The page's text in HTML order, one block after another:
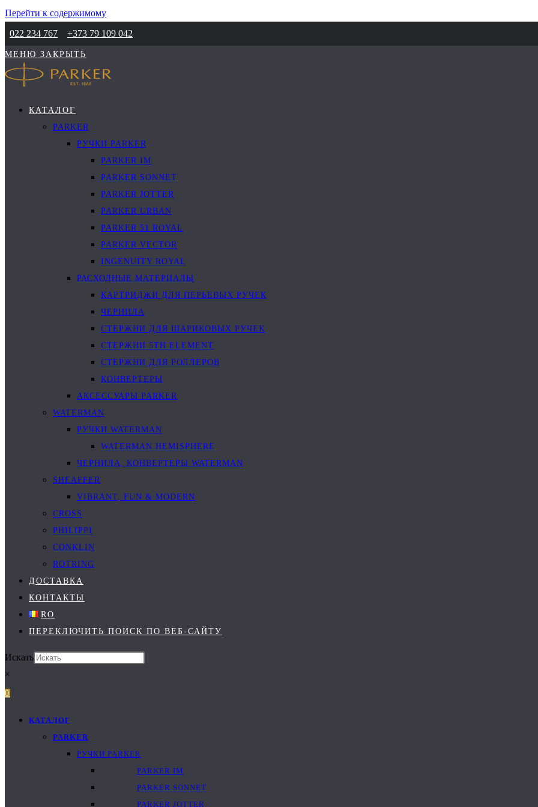
Перейти к содержимому
022 234 767
+373 79 109 042
МЕНЮ ЗАКРЫТЬ
КАТАЛОГ
PARKER
РУЧКИ PARKER
PARKER IM
PARKER SONNET
PARKER JOTTER
PARKER URBAN
PARKER 51 ROYAL
PARKER VECTOR
INGENUITY ROYAL
РАСХОДНЫЕ МАТЕРИАЛЫ
КАРТРИДЖИ ДЛЯ ПЕРЬЕВЫХ РУЧЕК
ЧЕРНИЛА
СТЕРЖНИ ДЛЯ ШАРИКОВЫХ РУЧЕК
СТЕРЖНИ 5TH ELEMENT
СТЕРЖНИ ДЛЯ РОЛЛЕРОВ
КОНВЕРТЕРЫ
АКСЕССУАРЫ PARKER
WATERMAN
РУЧКИ WATERMAN
WATERMAN HEMISPHERE
ЧЕРНИЛА, КОНВЕРТЕРЫ WATERMAN
SHEAFFER
VIBRANT, FUN & MODERN
CROSS
PHILIPPI
CONKLIN
ROTRING
ДОСТАВКА
КОНТАКТЫ
RO
ПЕРЕКЛЮЧИТЬ ПОИСК ПО ВЕБ-САЙТУ
Искать
×
0
КАТАЛОГ
PARKER
РУЧКИ PARKER
PARKER IM
PARKER SONNET
PARKER JOTTER